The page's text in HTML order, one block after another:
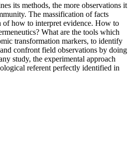
its methods, the more observations it
The massification of facts
of how to interpret evidence. How to
What are the tools which
transformation markers, to identify
confront field observations by doing
study, the experimental approach
referent perfectly identified in